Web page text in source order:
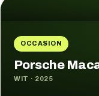
OCCASION
Porsche
WIT · 2025